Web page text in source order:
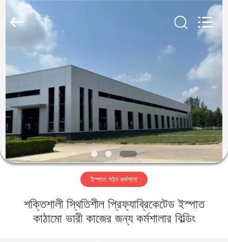
ভিডিও
ভিআর
শো
আমাদের
সম্পর্কে
Qingdao
ইস্পাত গঠন কর্মশালা
শক্তিশালী স্থিতিশীল প্রিফ্যাব্রিকেটেড ইস্পাত
কাঠামো ভারী কাজের জন্য কর্মশালার বিল্ডিং